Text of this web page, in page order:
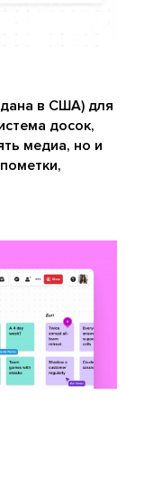
в США) для
досок,
медиа, но и